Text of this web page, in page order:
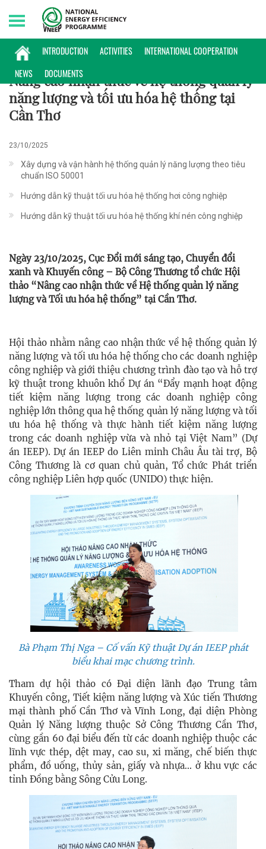
INTRODUCTION ACTIVITIES
INTERNATIONAL COOPERATION
NEWS
DOCUMENTS
Saturday, 08/08/2026 | 04:01 GMT+7
HỢP TÁC QUỐC TẾ
Nâng cao nhận thức về hệ thống quản lý
năng lượng và tối ưu hóa hệ thống tại
Cần Thơ
23/10/2025
Xây dựng và vận hành hệ thống quản lý năng lượng theo tiêu
chuẩn ISO 50001
Hướng dẫn kỹ thuật tối ưu hóa hệ thống hơi công nghiệp
Hướng dẫn kỹ thuật tối ưu hóa hệ thống khí nén công nghiệp
Ngày 23/10/2025, Cục Đổi mới sáng tạo, Chuyển đổi
xanh và Khuyến công – Bộ Công Thương tổ chức Hội
thảo “Nâng cao nhận thức về Hệ thống quản lý năng
lượng và Tối ưu hóa hệ thống” tại Cần Thơ.
Hội thảo nhằm nâng cao nhận thức về hệ thống quản lý
năng lượng và tối ưu hóa hệ thống cho các doanh nghiệp
công nghiệp và giới thiệu chương trình đào tạo và hỗ trợ
kỹ thuật trong khuôn khổ Dự án “Đẩy mạnh hoạt động
tiết kiệm năng lượng trong các doanh nghiệp công
nghiệp lớn thông qua hệ thống quản lý năng lượng và tối
ưu hóa hệ thống và thực hành tiết kiệm năng lượng
trong các doanh nghiệp vừa và nhỏ tại Việt Nam” (Dự
án IEEP). Dự án IEEP do Liên minh Châu Âu tài trợ, Bộ
Công Thương là cơ quan chủ quản, Tổ chức Phát triển
công nghiệp Liên hợp quốc (UNIDO) thực hiện.
Bà Phạm Thị Nga – Cố vấn Kỹ thuật Dự án IEEP phát
biểu khai mạc chương trình.
Tham dự hội thảo có Đại diện lãnh đạo Trung tâm
Khuyến công, Tiết kiệm năng lượng và Xúc tiến Thương
mại thành phố Cần Thơ và Vĩnh Long, đại diện Phòng
Quản lý Năng lượng thuộc Sở Công Thương Cần Thơ,
cùng gần 60 đại biểu đến từ các doanh nghiệp thuộc các
lĩnh vực thép, dệt may, cao su, xi măng, chế biến thực
phẩm, đồ uống, thủy sản, giấy và nhựa... ở khu vực các
tỉnh Đồng bằng Sông Cửu Long.